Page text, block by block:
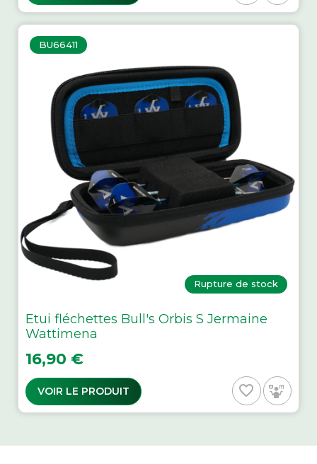
BU66411
Rupture de stock
Etui fléchettes Bull's Orbis S Jermaine
Wattimena
Prix
16,90 €
VOIR LE PRODUIT favorite_border